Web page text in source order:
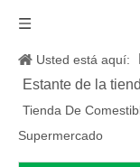
Usted está aquí:
Estante de la
Tienda De
Supermercado